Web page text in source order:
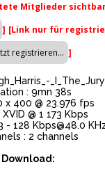
Mitglieder
] [Link nur für
]
: 9mn 38s
x 400 @ 23.976 fps
@ 1 173 Kbps
- 128 Kbps@48.0
: 2 channels
Download: